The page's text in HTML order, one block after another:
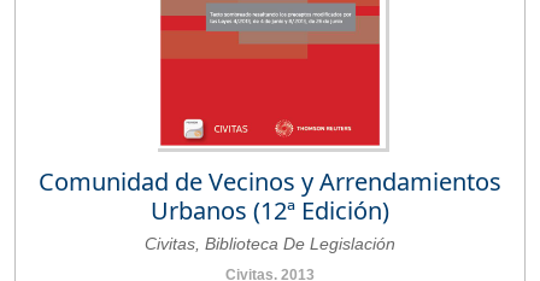
Comunidad de Vecinos y Arrendamientos
Urbanos (12ª Edición)
Civitas, Biblioteca De Legislación
Civitas. 2013